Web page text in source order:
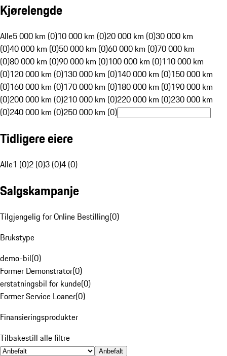
Kjørelengde
Alle5 000 km (0)10 000 km (0)20 000 km (0)30 000 km
(0)40 000 km (0)50 000 km (0)60 000 km (0)70 000 km
(0)80 000 km (0)90 000 km (0)100 000 km (0)110 000 km
(0)120 000 km (0)130 000 km (0)140 000 km (0)150 000 km
(0)160 000 km (0)170 000 km (0)180 000 km (0)190 000 km
(0)200 000 km (0)210 000 km (0)220 000 km (0)230 000 km
(0)240 000 km (0)250 000 km (0)
Tidligere eiere
Alle1 (0)2 (0)3 (0)4 (0)
Salgskampanje
Tilgjengelig for Online Bestilling(0)
Brukstype
demo-bil(0)
Former Demonstrator(0)
erstatningsbil for kunde(0)
Former Service Loaner(0)
Finansieringsprodukter
Tilbakestill alle filtre
Anbefalt